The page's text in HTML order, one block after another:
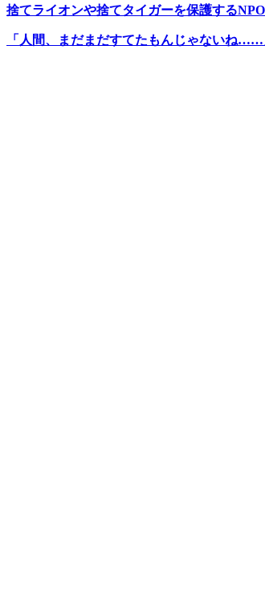
捨てライオンや捨てタイガーを保護する
「人間、まだまだすてたもんじゃないね